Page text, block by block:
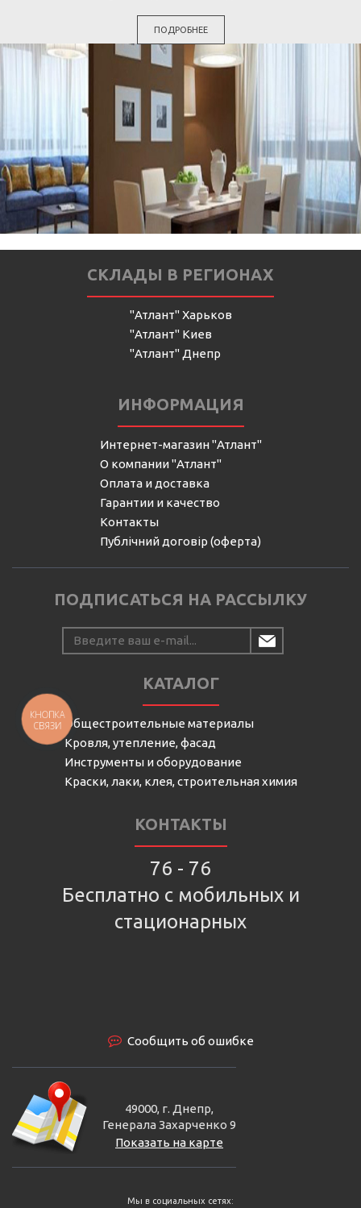
ПОДРОБНЕЕ
СКЛАДЫ В РЕГИОНАХ
"Атлант" Харьков
"Атлант" Киев
"Атлант" Днепр
ИНФОРМАЦИЯ
Интернет-магазин "Атлант"
О компании "Атлант"
Оплата и доставка
Гарантии и качество
Контакты
Публічний договір (оферта)
ПОДПИСАТЬСЯ НА РАССЫЛКУ
КАТАЛОГ
Общестроительные материалы
Кровля, утепление, фасад
Инструменты и оборудование
Краски, лаки, клея, строительная химия
КОНТАКТЫ
76 - 76
Бесплатно с мобильных и
стационарных
Сообщить об ошибке
49000, г. Днепр,
Генерала Захарченко 9
Показать на карте
Мы в социальных сетях:
КНОПКА
СВЯЗИ